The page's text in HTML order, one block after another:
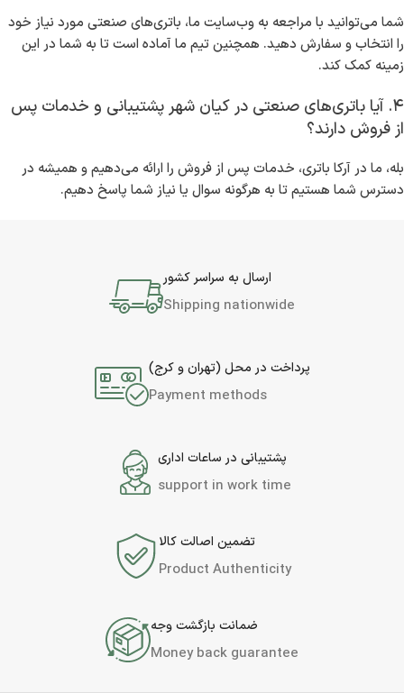
شما می‌توانید با مراجعه به وب‌سایت ما، باتری‌های صنعتی مورد نیاز خود
را انتخاب و سفارش دهید. همچنین تیم ما آماده است تا به شما در این
زمینه کمک کند.
۴. آیا باتری‌های صنعتی در کیان شهر پشتیبانی و خدمات پس
از فروش دارند؟
بله، ما در آرکا باتری، خدمات پس از فروش را ارائه می‌دهیم و همیشه در
دسترس شما هستیم تا به هرگونه سوال یا نیاز شما پاسخ دهیم.
ارسال به سراسر کشور
Shipping nationwide
پرداخت در محل (تهران و کرج)
Payment methods
پشتیبانی در ساعات اداری
support in work time
تضمین اصالت کالا
Product Authenticity
ضمانت بازگشت وجه
Money back guarantee